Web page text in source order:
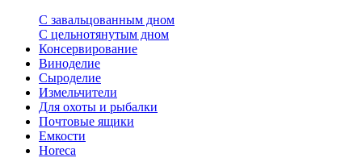
С завальцованным дном
С цельнотянутым дном
Консервирование
Виноделие
Сыроделие
Измельчители
Для охоты и рыбалки
Почтовые ящики
Емкости
Horeca